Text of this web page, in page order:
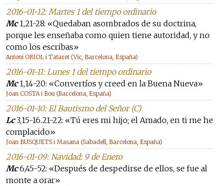
2016-01-12: Martes 1 del tiempo ordinario
Mc1,21-28: «Quedaban asombrados de su doctrina,
porque les enseñaba como quien tiene autoridad, y no
como los escribas»
Antoni ORIOL i Tataret (Vic, Barcelona, España)
2016-01-11: Lunes 1 del tiempo ordinario
Mc1,14-20: «Convertíos y creed en la Buena Nueva»
Joan COSTA i Bou (Barcelona, España)
2016-01-10: El Bautismo del Señor (C)
Lc3,15-16.21-22: «Tú eres mi hijo; el Amado, en ti me he
complacido»
Joan BUSQUETS i Masana (Sabadell, Barcelona, España)
2016-01-09: Navidad: 9 de Enero
Mc6,45-52: «Después de despedirse de ellos, se fue al
monte a orar»